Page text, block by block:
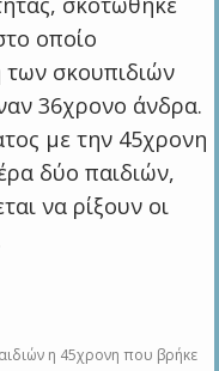
οποίο
των σκουπιδιών
36χρονο άνδρα.
με την 45χρονη
δύο παιδιών,
να ρίξουν οι
η 45χρονη που βρήκε